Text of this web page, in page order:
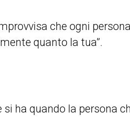
che ogni
quanto la tua”.
si ha quando la persona